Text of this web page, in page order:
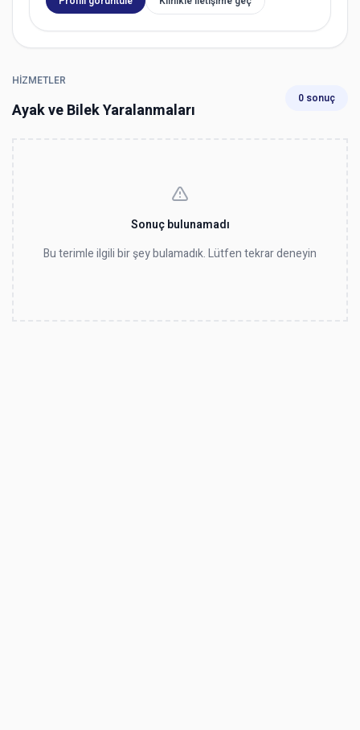
HIZMETLER
Ayak ve Bilek Yaralanmaları
0 sonuç
Sonuç bulunamadı
Bu terimle ilgili bir şey bulamadık. Lütfen tekrar deneyin